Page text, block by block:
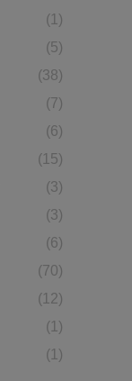
(1)
(5)
(38)
(7)
(6)
(15)
(3)
(3)
(6)
(70)
(12)
(1)
(1)